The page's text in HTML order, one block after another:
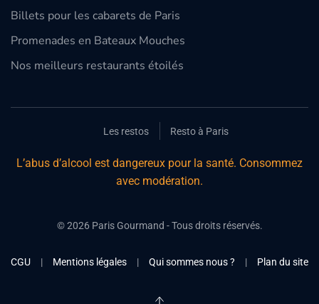
Billets pour les cabarets de Paris
Promenades en Bateaux Mouches
Nos meilleurs restaurants étoilés
Les restos Resto à Paris
L’abus d’alcool est dangereux pour la santé. Consommez
avec modération.
©2026Paris Gourmand - Tous droits réservés.
CGU | Mentions légales | Qui sommes nous ? | Plan du site